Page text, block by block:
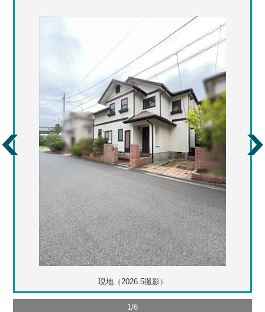
現地（2026.5撮影）
1/6